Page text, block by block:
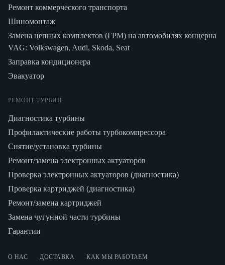
Ремонт коммерческого транспорта
Шиномонтаж
Замена цепных комплектов (ГРМ) на автомобилях концерна
VAG: Volkswagen, Audi, Skoda, Seat
Заправка кондиционера
Эвакуатор
РЕМОНТ ТУРБИН
Диагностика турбины
Профилактические работы турбокомпрессора
Снятие/установка турбины
Ремонт/замена электронных актуаторов
Проверка электронных актуаторов (диагностика)
Проверка картриджей (диагностика)
Ремонт/замена картриджей
Замена чугунной части турбины
Гарантии
О НАС ДОСТАВКА КАК МЫ РАБОТАЕМ